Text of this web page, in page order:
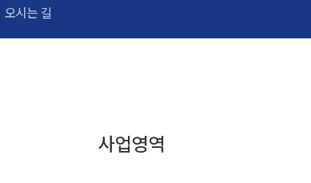
오시는 길
사업영역